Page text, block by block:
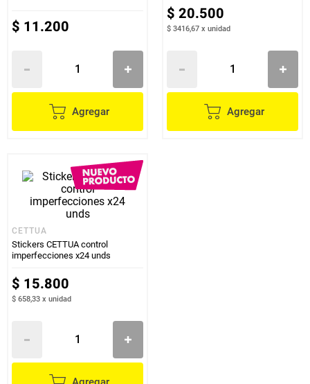
$ 11.200
Agregar
$ 20.500
$ 3416,67 x unidad
Agregar
CETTUA
Stickers CETTUA control
imperfecciones x24 unds
$ 15.800
$ 658,33 x unidad